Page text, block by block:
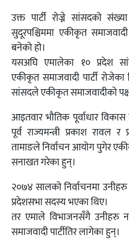
उक्त पार्टी रोज्ने सांसदको
सुदूरपश्चिममा एकीकृत
बनेको हो।
यसअघि एमालेका १० प्रदेश
एकीकृत समाजवादी पार्टी
सांसदले एकीकृत समाजवादीको
आइतवार भौतिक पूर्वाधार विकास
पूर्व राज्यमन्त्री प्रकाश रावल
तामाङले निर्वाचन आयोग पुगेर
सनाखत गरेका हुन्।
२०७४ सालको निर्वाचनमा
प्रदेशसभा सदस्य भएका थिए।
तर एमाले विभाजनसँगै उनीहरु
समाजवादी पार्टीतिर लागेका हुन्।